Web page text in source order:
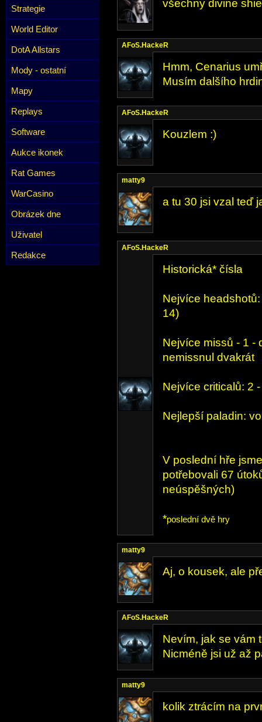
Strategie
World Editor
DotA Allstars
Mody - ostatní
Mapy
Replays
Software
Aukce ikonek
Rat Games
WarCasino
Obrázek dne
Uživatel
Redakce
všechny divine
AFoS.HackeR
Hmm, Cenarius
Musím dalšího
AFoS.HackeR
Kouzlem :)
matty9
a tu 30 jsi vzal teď
AFoS.HackeR
Historická* čísla
Nejvíce
14)
Nejvíce missů - 1 -
nemissnul dvakrát
Nejvíce criticalů: 2
Nejlepší paladin:
V poslední hře
potřebovali 67
neúspěšných)
*poslední dvě hry
matty9
Aj, o kousek, ale
AFoS.HackeR
Nevím, jak se vám
Nicméně jsi už až
matty9
kolik ztrácím na